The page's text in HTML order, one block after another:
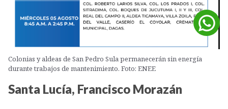
Colonias y aldeas de San Pedro Sula permanecerán sin energía
durante trabajos de mantenimiento. Foto: ENEE
Santa Lucía, Francisco Morazán